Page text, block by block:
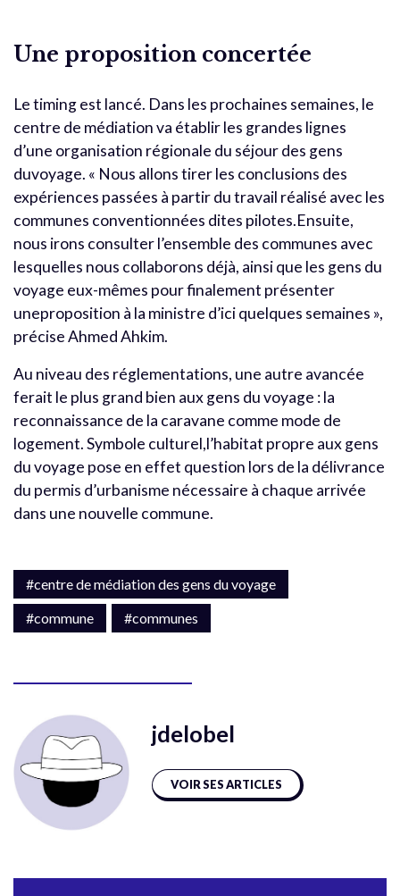
Une proposition concertée
Le timing est lancé. Dans les prochaines semaines, le
centre de médiation va établir les grandes lignes
d’une organisation régionale du séjour des gens
duvoyage. « Nous allons tirer les conclusions des
expériences passées à partir du travail réalisé avec les
communes conventionnées dites pilotes.Ensuite,
nous irons consulter l’ensemble des communes avec
lesquelles nous collaborons déjà, ainsi que les gens du
voyage eux-mêmes pour finalement présenter
uneproposition à la ministre d’ici quelques semaines »,
précise Ahmed Ahkim.
Au niveau des réglementations, une autre avancée
ferait le plus grand bien aux gens du voyage : la
reconnaissance de la caravane comme mode de
logement. Symbole culturel,l’habitat propre aux gens
du voyage pose en effet question lors de la délivrance
du permis d’urbanisme nécessaire à chaque arrivée
dans une nouvelle commune.
#centre de médiation des gens du voyage
#commune
#communes
jdelobel
VOIR SES ARTICLES